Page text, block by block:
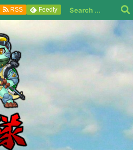
RSS Feedly